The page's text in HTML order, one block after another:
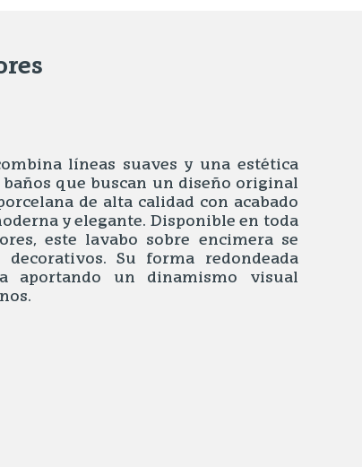
líneas suaves y una estética
que buscan un diseño original
de alta calidad con acabado
y elegante. Disponible en toda
este lavabo sobre encimera se
Su forma redondeada
aportando un dinamismo visual